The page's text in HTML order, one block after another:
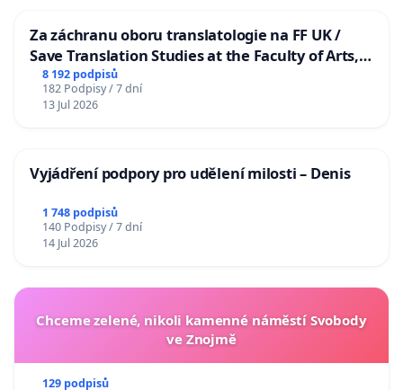
Za záchranu oboru translatologie na FF UK /
Save Translation Studies at the Faculty of Arts,
Charles University
8 192 podpisů
182 Podpisy / 7 dní
13 Jul 2026
Vyjádření podpory pro udělení milosti – Denis
1 748 podpisů
140 Podpisy / 7 dní
14 Jul 2026
Chceme zelené, nikoli kamenné náměstí Svobody
ve Znojmě
129 podpisů